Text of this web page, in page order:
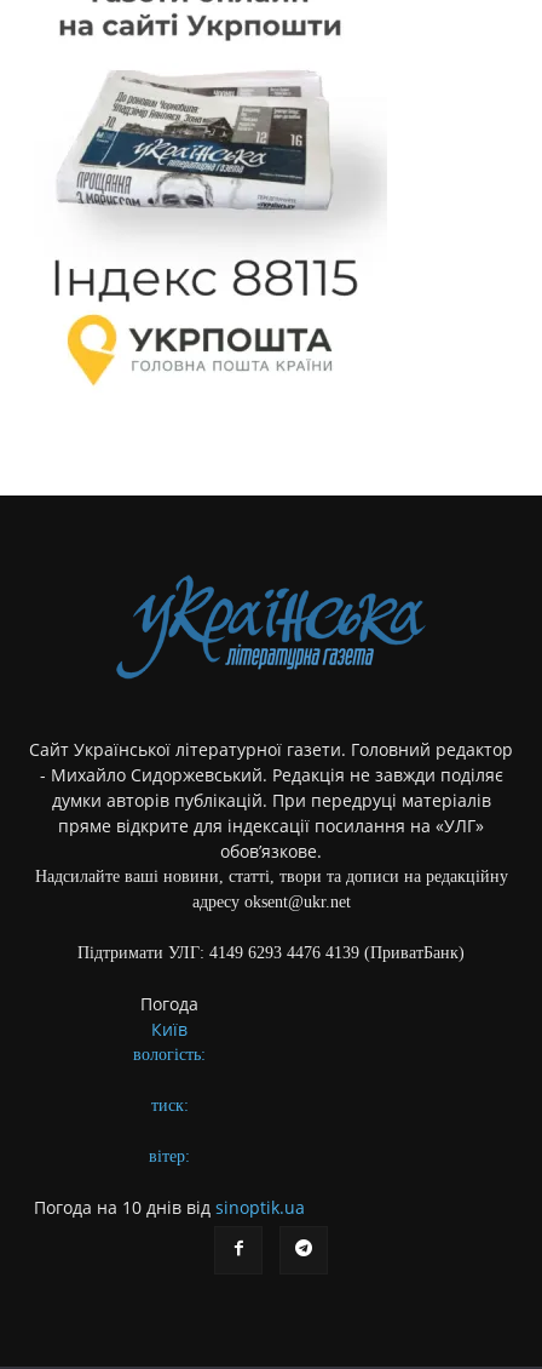
Сайт Української літературної газети. Головний редактор
- Михайло Сидоржевський. Редакція не завжди поділяє
думки авторів публікацій. При передруці матеріалів
пряме відкрите для індексації посилання на «УЛГ»
обов’язкове.
Надсилайте ваші новини, статті, твори та дописи на редакційну
адресу oksent@ukr.net
Підтримати УЛГ: 4149 6293 4476 4139 (ПриватБанк)
Погода
Київ
вологість:
тиск:
вітер:
Погода на 10 днів від sinoptik.ua